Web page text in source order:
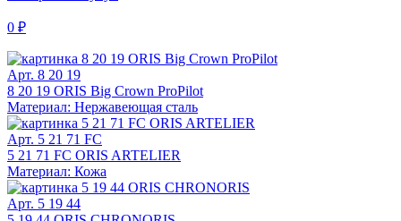
0 ₽
Арт. 8 20 19
8 20 19 ORIS Big Crown ProPilot
Материал: Нержавеющая сталь
Арт. 5 21 71 FC
5 21 71 FC ORIS ARTELIER
Материал: Кожа
Арт. 5 19 44